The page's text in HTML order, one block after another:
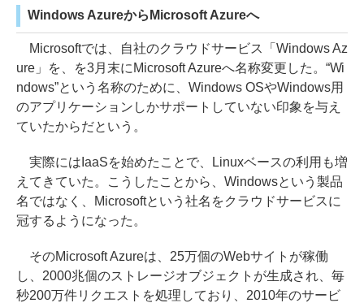
Windows AzureからMicrosoft Azureへ
Microsoftでは、自社のクラウドサービス「Windows Az
ure」を、を3月末にMicrosoft Azureへ名称変更した。“Wi
ndows”という名称のために、Windows OSやWindows用
のアプリケーションしかサポートしていない印象を与え
ていたからだという。
実際にはIaaSを始めたことで、Linuxベースの利用も増
えてきていた。こうしたことから、Windowsという製品
名ではなく、Microsoftという社名をクラウドサービスに
冠するようになった。
そのMicrosoft Azureは、25万個のWebサイトが稼働
し、2000兆個のストレージオブジェクトが生成され、毎
秒200万件リクエストを処理しており、2010年のサービ